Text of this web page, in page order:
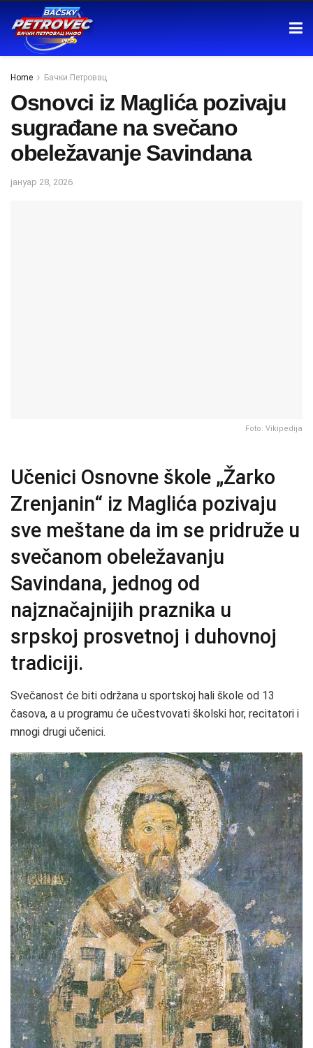
Home Бачки Петровац
Osnovci iz Maglića pozivaju
sugrađane na svečano
obeležavanje Savindana
јануар 28, 2026
Foto: Vikipedija
Učenici Osnovne škole „Žarko
Zrenjanin“ iz Maglića pozivaju
sve meštane da im se pridruže u
svečanom obeležavanju
Savindana, jednog od
najznačajnijih praznika u
srpskoj prosvetnoj i duhovnoj
tradiciji.
Svečanost će biti održana u sportskoj hali škole od 13
časova, a u programu će učestvovati školski hor, recitatori i
mnogi drugi učenici.